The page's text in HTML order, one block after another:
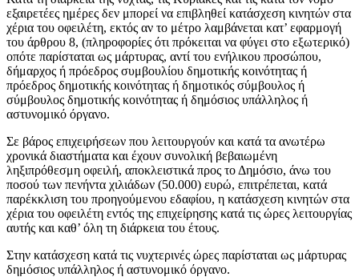
εξαιρετέες ημέρες δεν μπορεί να επιβληθεί κατάσχεση κινητών στα
χέρια του οφειλέτη, εκτός αν το μέτρο λαμβάνεται κατ’ εφαρμογή
του άρθρου 8, (πληροφορίες ότι πρόκειται να φύγει στο εξωτερικό)
οπότε παρίσταται ως μάρτυρας, αντί του ενήλικου προσώπου,
δήμαρχος ή πρόεδρος συμβουλίου δημοτικής κοινότητας ή
πρόεδρος δημοτικής κοινότητας ή δημοτικός σύμβουλος ή
σύμβουλος δημοτικής κοινότητας ή δημόσιος υπάλληλος ή
αστυνομικό όργανο.
Σε βάρος επιχειρήσεων που λειτουργούν και κατά τα ανωτέρω
χρονικά διαστήματα και έχουν συνολική βεβαιωμένη
ληξιπρόθεσμη οφειλή, αποκλειστικά προς το Δημόσιο, άνω του
ποσού των πενήντα χιλιάδων (50.000) ευρώ, επιτρέπεται, κατά
παρέκκλιση του προηγούμενου εδαφίου, η κατάσχεση κινητών στα
χέρια του οφειλέτη εντός της επιχείρησης κατά τις ώρες λειτουργίας
αυτής και καθ’ όλη τη διάρκεια του έτους.
Στην κατάσχεση κατά τις νυχτερινές ώρες παρίσταται ως μάρτυρας
δημόσιος υπάλληλος ή αστυνομικό όργανο.